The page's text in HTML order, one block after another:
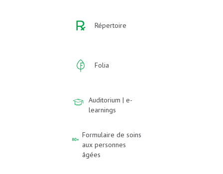
Répertoire
Folia
Auditorium | e-
learnings
Formulaire de soins
aux personnes
âgées